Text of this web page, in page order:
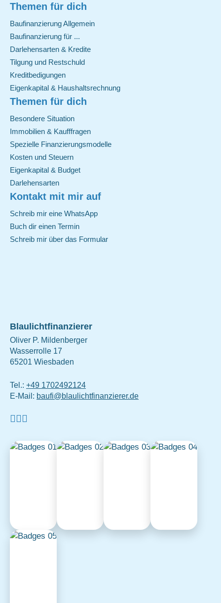
Blaulichtfinanzierer
Oliver P. Mildenberger
Wasserrolle 17
65201 Wiesbaden
Tel.: +49 1702492124
E-Mail: baufi@blaulichtfinanzierer.de
Themen für dich
Baufinanzierung Allgemein
Baufinanzierung für ...
Darlehensarten & Kredite
Tilgung und Restschuld
Kreditbedigungen
Eigenkapital & Haushaltsrechnung
Themen für dich
Besondere Situation
Immobilien & Kaufffragen
Spezielle Finanzierungsmodelle
Kosten und Steuern
Eigenkapital & Budget
Darlehensarten
Kontakt mit mir auf
Schreib mir eine WhatsApp
Buch dir einen Termin
Schreib mir über das Formular